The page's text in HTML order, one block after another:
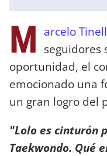
M arcelo
seguidores
oportunidad, el
emocionado una
un gran logro del
"Lolo es cinturón
Taekwondo. Qué